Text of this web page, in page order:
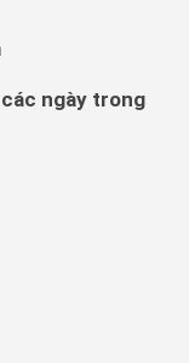
ngày trong